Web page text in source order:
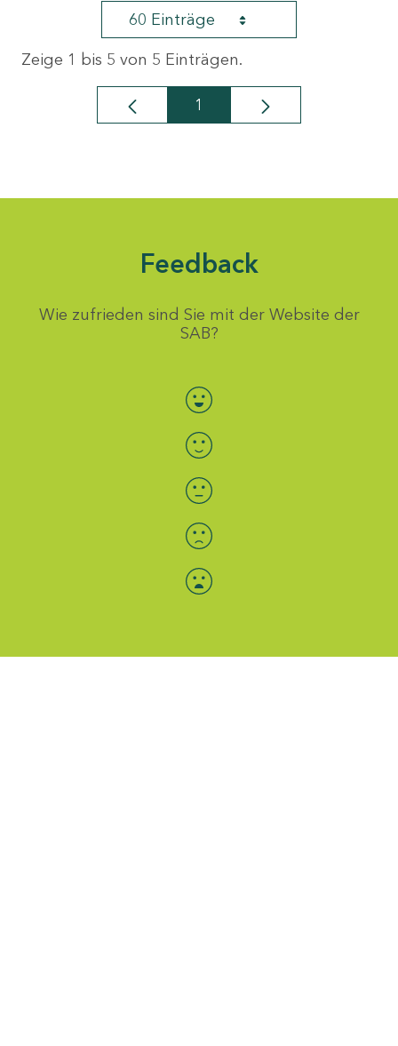
60 Einträge
Zeige 1 bis 5 von 5 Einträgen.
Seite
1
Feedback
Wie zufrieden sind Sie mit der Website der
SAB?
Bewertung auswählen